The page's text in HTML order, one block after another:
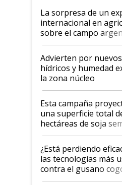
La sorpresa de un
internacional en
sobre el campo
"Estoy muy
Advierten por
hídricos y humedad
la zona núcleo
Esta campaña
una superficie total
hectáreas de soja
con una nueva
variedades que
salto tecnológico en
rendimiento
¿Está perdiendo
las tecnologías más
contra el gusano
desafío de una